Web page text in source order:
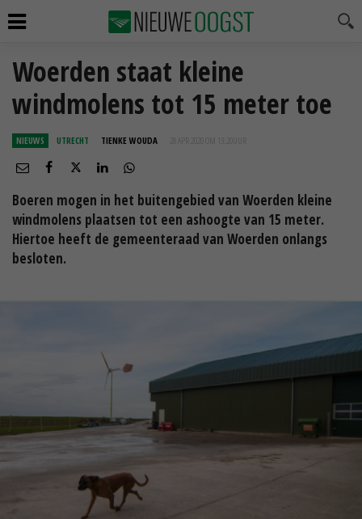
Woerden staat kleine
windmolens tot 15 meter toe
NIEUWS UTRECHT TIENKE WOUDA 28 APR 2020 OM 13:20
Boeren mogen in het buitengebied van Woerden kleine
windmolens plaatsen tot een ashoogte van 15 meter.
Hiertoe heeft de gemeenteraad van Woerden onlangs
besloten.